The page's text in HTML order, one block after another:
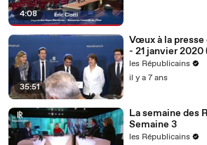
4:08
35:51
Vœux à la
- 21 janvier 2020
les Républicains
il y a 7 ans
La semaine des
Semaine 3
les Républicains